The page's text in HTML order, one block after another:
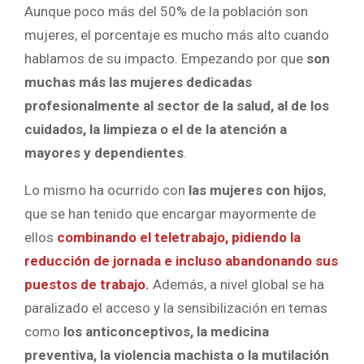
Aunque poco más del 50% de la población son
mujeres, el porcentaje es mucho más alto cuando
hablamos de su impacto. Empezando por que son
muchas más las mujeres dedicadas
profesionalmente al sector de la salud, al de los
cuidados, la limpieza o el de la atención a
mayores y dependientes
Lo mismo ha ocurrido con las mujeres con hijos,
que se han tenido que encargar mayormente de
ellos combinando el teletrabajo, pidiendo la
reducción de jornada e incluso abandonando sus
puestos de trabajo. Además, a nivel global se ha
paralizado el acceso y la sensibilización en temas
como los anticonceptivos, la medicina
preventiva, la violencia machista o la mutilación